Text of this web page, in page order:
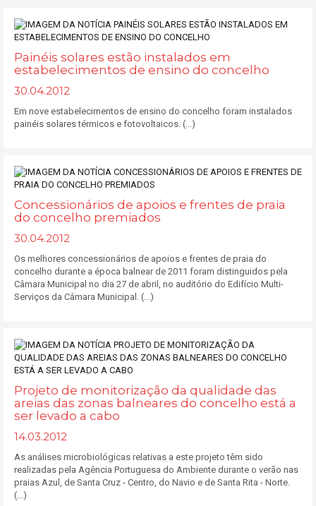
Painéis solares estão instalados em
estabelecimentos de ensino do concelho
30.04.2012
Em nove estabelecimentos de ensino do concelho foram instalados
painéis solares térmicos e fotovoltaicos. (...)
Concessionários de apoios e frentes de praia
do concelho premiados
30.04.2012
Os melhores concessionários de apoios e frentes de praia do
concelho durante a época balnear de 2011 foram distinguidos pela
Câmara Municipal no dia 27 de abril, no auditório do Edifício Multi-
Serviços da Câmara Municipal. (...)
Projeto de monitorização da qualidade das
areias das zonas balneares do concelho está a
ser levado a cabo
14.03.2012
As análises microbiológicas relativas a este projeto têm sido
realizadas pela Agência Portuguesa do Ambiente durante o verão nas
praias Azul, de Santa Cruz - Centro, do Navio e de Santa Rita - Norte.
(...)